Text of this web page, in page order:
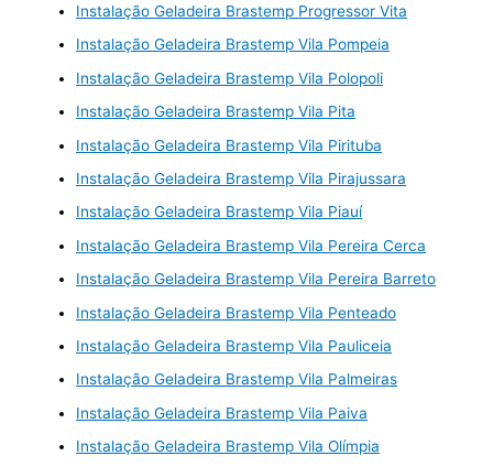
Instalação Geladeira Brastemp Progressor Vita
Instalação Geladeira Brastemp Vila Pompeia
Instalação Geladeira Brastemp Vila Polopoli
Instalação Geladeira Brastemp Vila Pita
Instalação Geladeira Brastemp Vila Pirituba
Instalação Geladeira Brastemp Vila Pirajussara
Instalação Geladeira Brastemp Vila Piauí
Instalação Geladeira Brastemp Vila Pereira Cerca
Instalação Geladeira Brastemp Vila Pereira Barreto
Instalação Geladeira Brastemp Vila Penteado
Instalação Geladeira Brastemp Vila Pauliceia
Instalação Geladeira Brastemp Vila Palmeiras
Instalação Geladeira Brastemp Vila Paiva
Instalação Geladeira Brastemp Vila Olímpia